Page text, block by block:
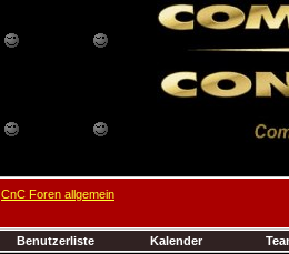
CnC Foren allgemein
Benutzerliste Kalender